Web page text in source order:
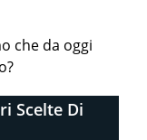
che da oggi
Scelte Di